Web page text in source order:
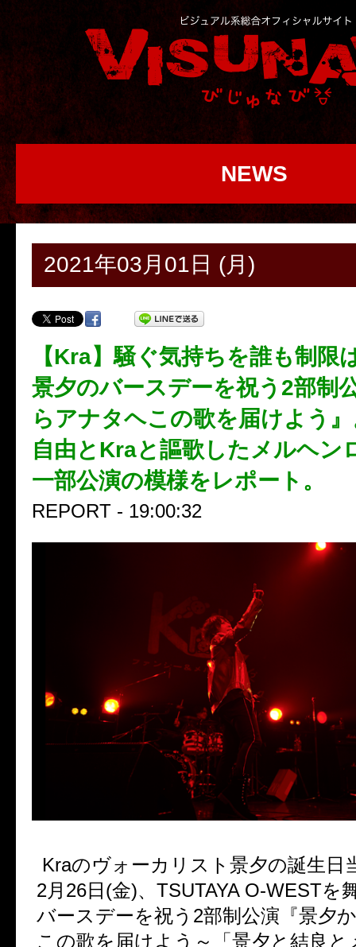
NEWS
2021年03月01日 (月)
【Kra】騒ぐ気持ちを誰も制限
景夕のバースデーを祝う2部制
らアナタヘこの歌を届けよう
自由とKraと謳歌したメルヘン
一部公演の模様をレポート。
REPORT - 19:00:32
Kraのヴォーカリスト景夕の誕生日
2月 26日 (金)、 TSUTAYA O-WESTを
バースデーを祝う 2部制公演『景夕
この歌を届けよう～「景夕と結良